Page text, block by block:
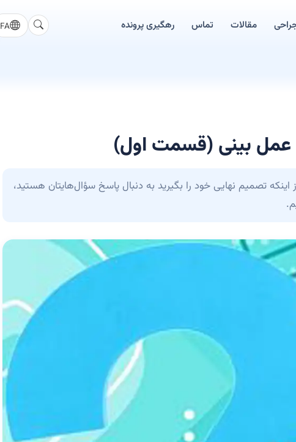
مقالات تماس رهگیری پرونده FA
عمل بینی (قسمت اول)
اینکه تصمیم نهایی خود را بگیرید به دنبال پاسخ سؤال‌هایتان هستید،